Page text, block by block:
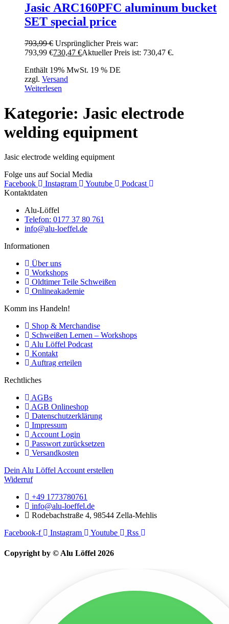
Jasic ARC160PFC aluminum bucket
SET special price
793,99€ Ursprünglicher Preis war:
793,99 €730,47 €Aktueller Preis ist: 730,47 €.
Enthält 19% MwSt. 19 % DE
zzgl. Versand
Weiterlesen
Kategorie: Jasic electrode
welding equipment
Jasic electrode welding equipment
Folge uns auf Social Media
Facebook
Instagram Youtube
Podcast
Kontaktdaten
Alu-Löffel
Telefon: 0177 37 80 761
info@alu-loeffel.de
Informationen
Über uns
Workshops
Oldtimer Teile Schweißen
Onlineakademie
Komm ins Handeln!
Shop & Merchandise
Schweißen Lernen – Workshops
Alu Löffel Podcast
Kontakt
Auftrag erteilen
Rechtliches
AGBs
AGB Onlineshop
Datenschutzerklärung
Impressum
Account Login
Passwort zurücksetzen
Versandkosten
Dein Alu Löffel Account erstellen
Widerruf
+49 1773780761
info@alu-loeffel.de
Rodebachstraße 4, 98544 Zella-Mehlis
Facebook-f
Instagram Youtube Rss
Copyright by © Alu Löffel 2026